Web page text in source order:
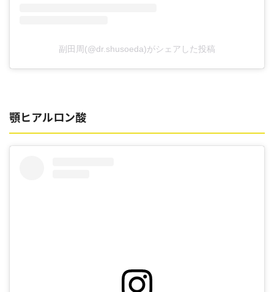
副田周(@dr.shusoeda)がシェアした投稿
顎ヒアルロン酸